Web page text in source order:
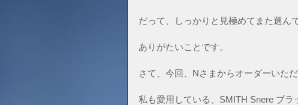
だって、しっかりと見極めてまた選ん
ありがたいことです。
さて、今回、Nさまからオーダーいた
私も愛用している、SMITH Snere ブラ